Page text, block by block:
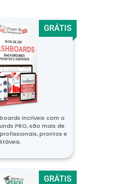
GRÁTIS
incríveis com o
PRO, são mais de
prontos e
GRÁTIS